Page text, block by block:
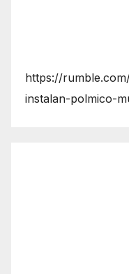
https://
instalan-polmico-